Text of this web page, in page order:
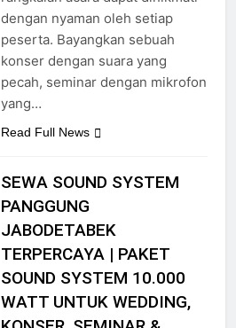
rangkaian acara dapat dinikmati
dengan nyaman oleh setiap
peserta. Bayangkan sebuah
konser dengan suara yang
pecah, seminar dengan mikrofon
yang…
SEWA SOUND SYSTEM
PANGGUNG
JABODETABEK
TERPERCAYA | PAKET
SOUND SYSTEM 10.000
WATT UNTUK WEDDING,